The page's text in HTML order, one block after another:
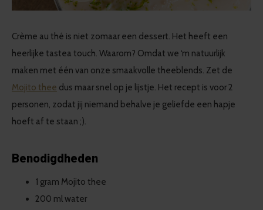
Crème au thé is niet zomaar een dessert. Het heeft een
heerlijke tastea touch. Waarom? Omdat we ‘m natuurlijk
maken met één van onze smaakvolle theeblends. Zet de
Mojito thee dus maar snel op je lijstje. Het recept is voor 2
personen, zodat jij niemand behalve je geliefde een hapje
hoeft af te staan ;).
Benodigdheden
1 gram Mojito thee
200 ml water